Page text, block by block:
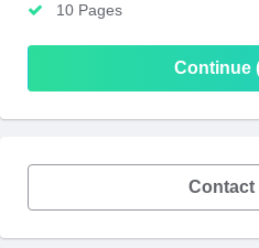
10 Pages
Continue
Contact